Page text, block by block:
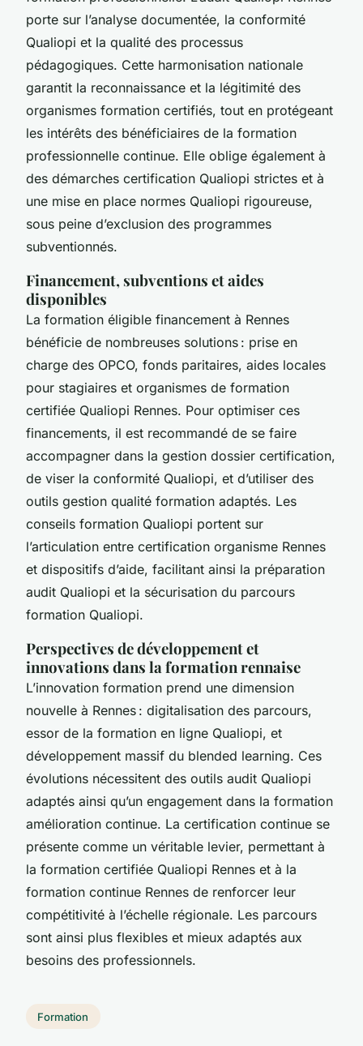
porte sur l’analyse documentée, la conformité
Qualiopi et la qualité des processus
pédagogiques. Cette harmonisation nationale
garantit la reconnaissance et la légitimité des
organismes formation certifiés, tout en protégeant
les intérêts des bénéficiaires de la formation
professionnelle continue. Elle oblige également à
des démarches certification Qualiopi strictes et à
une mise en place normes Qualiopi rigoureuse,
sous peine d’exclusion des programmes
subventionnés.
Financement, subventions et aides
disponibles
La formation éligible financement à Rennes
bénéficie de nombreuses solutions : prise en
charge des OPCO, fonds paritaires, aides locales
pour stagiaires et organismes de formation
certifiée Qualiopi Rennes. Pour optimiser ces
financements, il est recommandé de se faire
accompagner dans la gestion dossier certification,
de viser la conformité Qualiopi, et d’utiliser des
outils gestion qualité formation adaptés. Les
conseils formation Qualiopi portent sur
l’articulation entre certification organisme Rennes
et dispositifs d’aide, facilitant ainsi la préparation
audit Qualiopi et la sécurisation du parcours
formation Qualiopi.
Perspectives de développement et
innovations dans la formation rennaise
L’innovation formation prend une dimension
nouvelle à Rennes : digitalisation des parcours,
essor de la formation en ligne Qualiopi, et
développement massif du blended learning. Ces
évolutions nécessitent des outils audit Qualiopi
adaptés ainsi qu’un engagement dans la formation
amélioration continue. La certification continue se
présente comme un véritable levier, permettant à
la formation certifiée Qualiopi Rennes et à la
formation continue Rennes de renforcer leur
compétitivité à l’échelle régionale. Les parcours
sont ainsi plus flexibles et mieux adaptés aux
besoins des professionnels.
Formation